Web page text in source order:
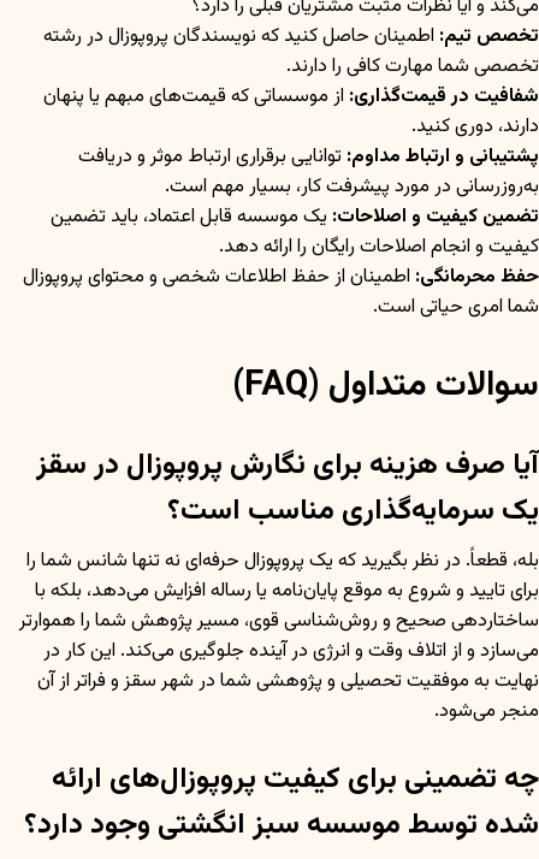
می‌کند و آیا نظرات مثبت مشتریان قبلی را دارد؟
تخصص تیم: اطمینان حاصل کنید که نویسندگان پروپوزال در رشته
تخصصی شما مهارت کافی را دارند.
شفافیت در قیمت‌گذاری: از موسساتی که قیمت‌های مبهم یا پنهان
دارند، دوری کنید.
پشتیبانی و ارتباط مداوم: توانایی برقراری ارتباط موثر و دریافت
به‌روزرسانی در مورد پیشرفت کار، بسیار مهم است.
تضمین کیفیت و اصلاحات: یک موسسه قابل اعتماد، باید تضمین
کیفیت و انجام اصلاحات رایگان را ارائه دهد.
حفظ محرمانگی: اطمینان از حفظ اطلاعات شخصی و محتوای پروپوزال
شما امری حیاتی است.
سوالات متداول (FAQ)
آیا صرف هزینه برای نگارش پروپوزال در سقز
یک سرمایه‌گذاری مناسب است؟
بله، قطعاً. در نظر بگیرید که یک پروپوزال حرفه‌ای نه تنها شانس شما را
برای تایید و شروع به موقع پایان‌نامه یا رساله افزایش می‌دهد، بلکه با
ساختاردهی صحیح و روش‌شناسی قوی، مسیر پژوهش شما را هموارتر
می‌سازد و از اتلاف وقت و انرژی در آینده جلوگیری می‌کند. این کار در
نهایت به موفقیت تحصیلی و پژوهشی شما در شهر سقز و فراتر از آن
منجر می‌شود.
چه تضمینی برای کیفیت پروپوزال‌های ارائه
شده توسط موسسه سبز انگشتی وجود دارد؟